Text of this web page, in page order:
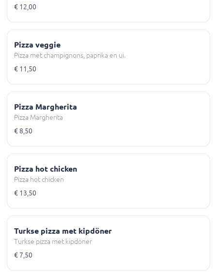
€ 12,00
Pizza veggie
Pizza met champignons, paprika en ui.
€ 11,50
Pizza Margherita
Pizza Margherita
€ 8,50
Pizza hot chicken
Pizza hot chicken
€ 13,50
Turkse pizza met kipdöner
Turkse pizza met kipdöner
€ 7,50